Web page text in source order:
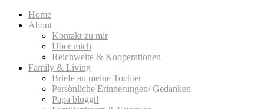
Home
About
Kontakt zu mir
Über mich
Reichweite & Kooperationen
Family & Living
Briefe an meine Tochter
Persönliche Erinnerungen/ Gedanken
Papa bloggt!